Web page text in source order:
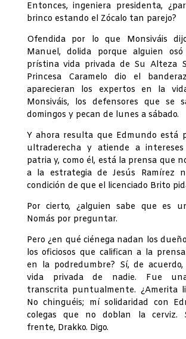
Entonces, ingeniera presidenta,
brinco estando el Zócalo tan parejo?
Ofendida por lo que Monsiváis
Manuel, dolida porque alguien
prístina vida privada de Su Alteza
Princesa Caramelo dio el
aparecieran los expertos en la
Monsiváis, los defensores que se
domingos y pecan de lunes a sábado.
Y ahora resulta que Edmundo está
ultraderecha y atiende a
patria y, como él, está la prensa que
a la estrategia de Jesús Ramírez
condición de que el licenciado Brito
Por cierto, ¿alguien sabe que es
Nomás por preguntar.
Pero ¿en qué ciénega nadan los
los oficiosos que califican a la
en la podredumbre? Sí, de
vida privada de nadie. Fue
transcrita puntualmente. ¿Amerita
No chinguéis; mí solidaridad con
colegas que no doblan la cerviz.
frente, Drakko. Digo.